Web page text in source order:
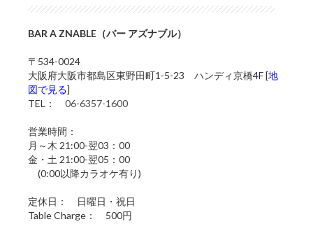
BAR A ZNABLE（バー アズナブル）
〒534-0024
大阪府大阪市都島区東野田町1-5-23 ハンディ京橋4F [地
図で見る]
TEL： 06-6357-1600
営業時間：
月～木 21:00-翌03：00
金・土 21:00-翌05：00
(0:00以降カラオケ有り)
定休日： 日曜日・祝日
Table Charge： 500円